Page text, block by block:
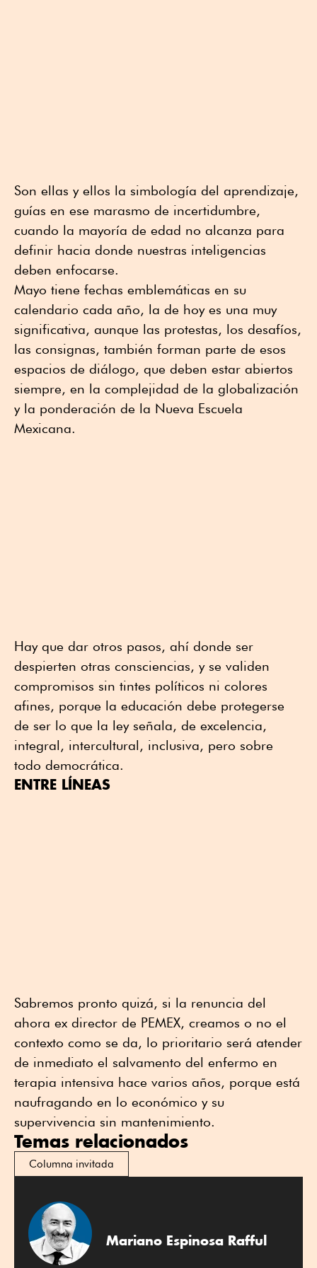
Son ellas y ellos la simbología del aprendizaje,
guías en ese marasmo de incertidumbre,
cuando la mayoría de edad no alcanza para
definir hacia donde nuestras inteligencias
deben enfocarse.
Mayo tiene fechas emblemáticas en su
calendario cada año, la de hoy es una muy
significativa, aunque las protestas, los desafíos,
las consignas, también forman parte de esos
espacios de diálogo, que deben estar abiertos
siempre, en la complejidad de la globalización
y la ponderación de la Nueva Escuela
Mexicana.
Hay que dar otros pasos, ahí donde ser
despierten otras consciencias, y se validen
compromisos sin tintes políticos ni colores
afines, porque la educación debe protegerse
de ser lo que la ley señala, de excelencia,
integral, intercultural, inclusiva, pero sobre
todo democrática.
ENTRE LÍNEAS
Sabremos pronto quizá, si la renuncia del
ahora ex director de PEMEX, creamos o no el
contexto como se da, lo prioritario será atender
de inmediato el salvamento del enfermo en
terapia intensiva hace varios años, porque está
naufragando en lo económico y su
supervivencia sin mantenimiento.
Temas relacionados
Columna invitada
Mariano Espinosa Rafful